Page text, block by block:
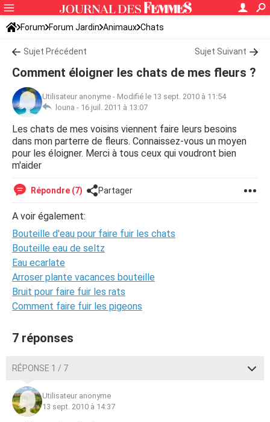
Forum Forum Jardin Animaux Chats
Sujet Précédent Sujet Suivant
Comment éloigner les chats de mes fleurs ?
Utilisateur anonyme - Modifié le 13 sept. 2010 à 11:54
louna - 16 juil. 2011 à 13:07
Les chats de mes voisins viennent faire leurs besoins
dans mon parterre de fleurs. Connaissez-vous un moyen
pour les éloigner. Merci à tous ceux qui voudront bien
m'aider
Répondre (7) Partager
A voir également:
Bouteille d'eau pour faire fuir les chats
Bouteille eau de seltz
Eau ecarlate
Arroser plante vacances bouteille
Bruit pour faire fuir les rats
Comment faire fuir les pigeons
7 réponses
RÉPONSE 1 / 7
Utilisateur anonyme
13 sept. 2010 à 14:37